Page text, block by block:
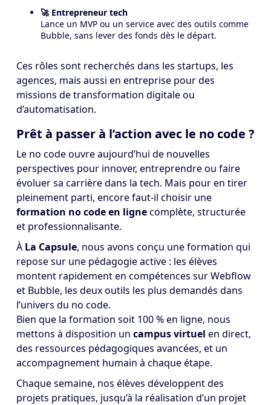
🚀 Entrepreneur tech
Lance un MVP ou un service avec des outils comme
Bubble, sans lever des fonds dès le départ.
Ces rôles sont recherchés dans les startups, les
agences, mais aussi en entreprise pour des
missions de transformation digitale ou
d’automatisation.
Prêt à passer à l’action avec le no code ?
Le no code ouvre aujourd’hui de nouvelles
perspectives pour innover, entreprendre ou faire
évoluer sa carrière dans la tech. Mais pour en tirer
pleinement parti, encore faut-il choisir une
formation no code en lignecomplète, structurée
et professionnalisante.
À La Capsule, nous avons conçu une formation qui
repose sur une pédagogie active : les élèves
montent rapidement en compétences sur Webflow
et Bubble, les deux outils les plus demandés dans
l’univers du no code.
Bien que la formation soit 100 % en ligne, nous
mettons à disposition un campus virtuel en direct,
des ressources pédagogiques avancées, et un
accompagnement humain à chaque étape.
Chaque semaine, nos élèves développent des
projets pratiques, jusqu’à la réalisation d’un projet